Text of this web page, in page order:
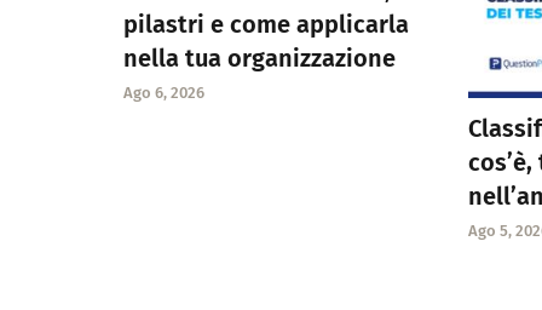
pilastri e come applicarla
nella tua organizzazione
Ago 6, 2026
Ago 5,